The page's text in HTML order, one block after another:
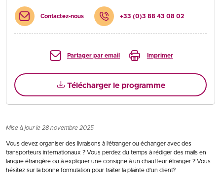
Contactez-nous +33 (0)3 88 43 08 02
Partager par email Imprimer
Télécharger le programme
Mise à jour le 28 novembre 2025
Vous devez organiser des livraisons à l’étranger ou échanger avec des
transporteurs internationaux ? Vous perdez du temps à rédiger des mails en
langue étrangère ou à expliquer une consigne à un chauffeur étranger ? Vous
hésitez sur la bonne formulation pour traiter la plainte d’un client?